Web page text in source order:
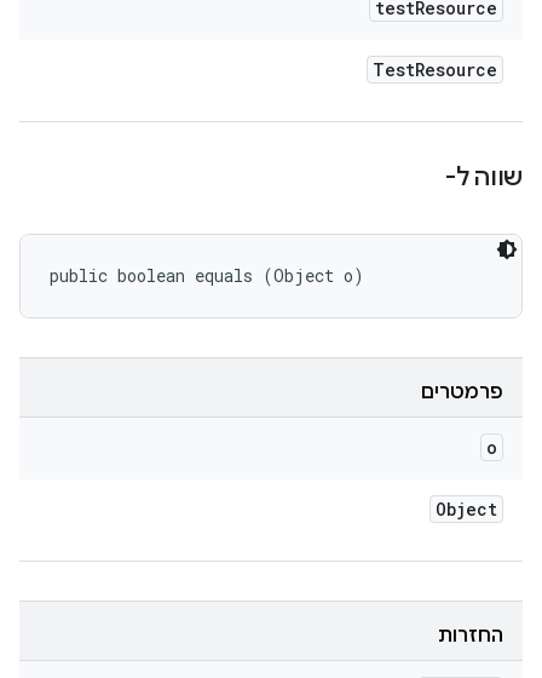
testResource
TestResource
שווה ל-
public boolean equals (Object o)
פרמטרים
o
Object
החזרות